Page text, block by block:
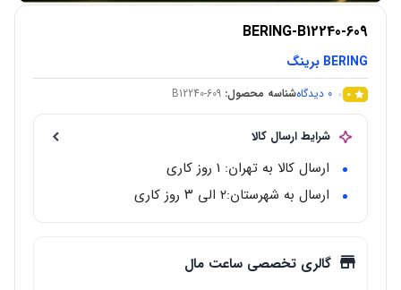
BERING-B12240-609
BERING برینگ
0
0 دیدگاهشناسه محصول: B12240-609
شرایط ارسال کالا
ارسال کالا به تهران: 1 روز کاری
ارسال به شهرستان:‌۲ الی ۳ روز کاری
گالری تخصصی ساعت مال